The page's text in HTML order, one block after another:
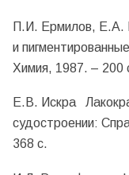
П.И. Ермилов, Е.А.
и
Химия, 1987. – 200
Е.В. Искра
судостроении:
368 с.